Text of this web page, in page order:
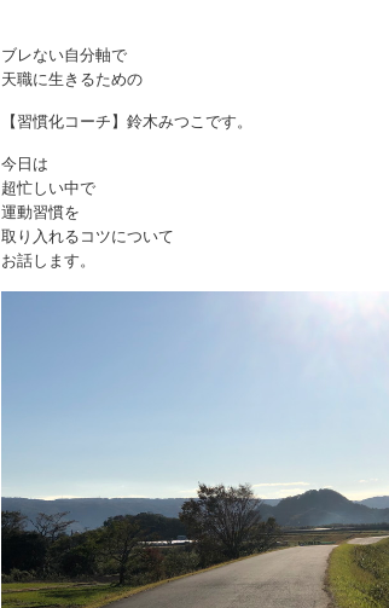
ブレない自分軸で
天職に生きるための
【習慣化コーチ】鈴木みつこです。
今日は
超忙しい中で
運動習慣を
取り入れるコツについて
お話します。